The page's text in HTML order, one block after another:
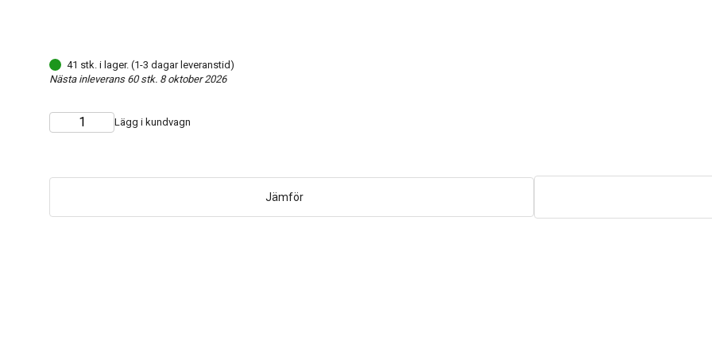
41 stk. i lager. (1-3 dagar leveranstid)
Nästa inleverans 60 stk. 8 oktober 2026
Choose
Quantity Lägg i kundvagn
Jämför